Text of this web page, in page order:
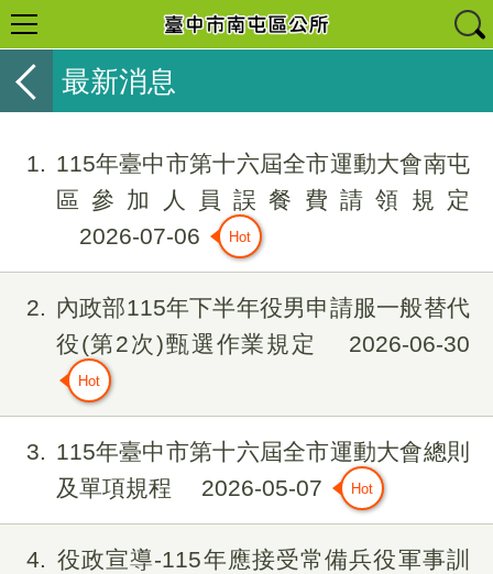
最新消息
1
115年臺中市第十六屆全市運動大會南屯
區參加人員誤餐費請領規定
2026-07-06
2
內政部115年下半年役男申請服一般替代
役(第2次)甄選作業規定
2026-06-30
3
115年臺中市第十六屆全市運動大會總則
及單項規程
2026-05-07
4
役政宣導-115年應接受常備兵役軍事訓